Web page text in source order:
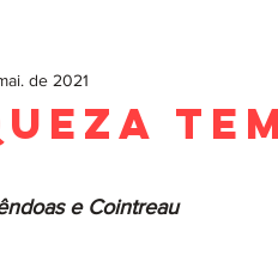
de 2021
e Cointreau